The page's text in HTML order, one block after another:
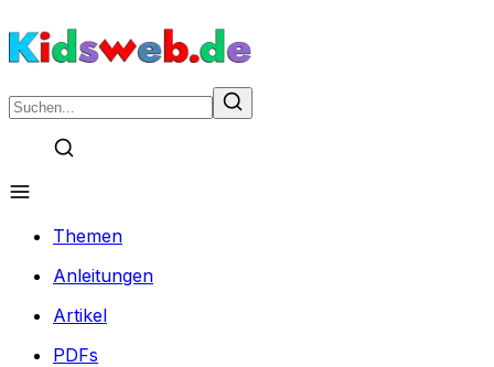
Themen
Anleitungen
Artikel
PDFs